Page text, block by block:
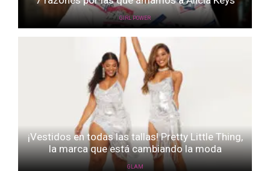
GIRL POWER
¡Vestidos en todas las tallas! Pretty Little Thing,
la marca que está cambiando la moda
GLAM